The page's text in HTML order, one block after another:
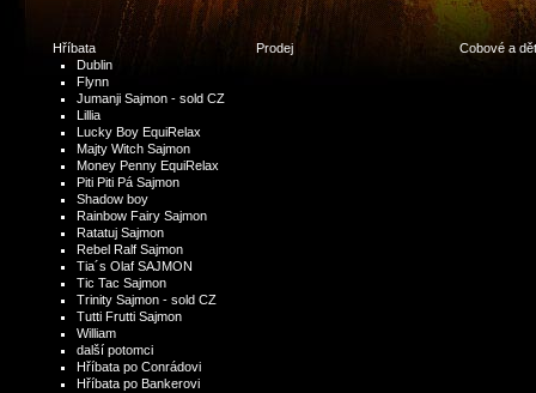
Hříbata
Dublin
Flynn
Jumanji Sajmon - sold CZ
Lillia
Lucky Boy EquiRelax
Majty Witch Sajmon
Money Penny EquiRelax
Piti Piti Pá Sajmon
Shadow boy
Rainbow Fairy Sajmon
Ratatuj Sajmon
Rebel Ralf Sajmon
Tia´s Olaf SAJMON
Tic Tac Sajmon
Trinity Sajmon - sold CZ
Tutti Frutti Sajmon
William
další potomci
Hříbata po Conrádovi
Hříbata po Bankerovi
Prodej Cobové a